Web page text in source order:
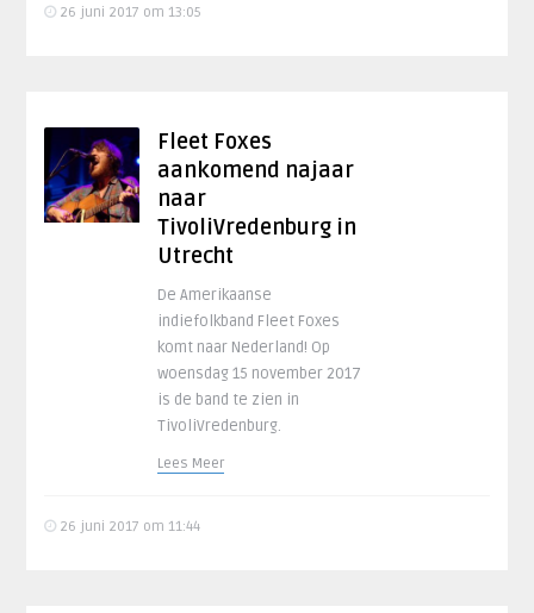
26 juni 2017 om 13:05
Fleet Foxes
aankomend najaar
naar
TivoliVredenburg in
Utrecht
De Amerikaanse
indiefolkband Fleet Foxes
komt naar Nederland! Op
woensdag 15 november 2017
is de band te zien in
TivoliVredenburg.
Lees Meer
26 juni 2017 om 11:44